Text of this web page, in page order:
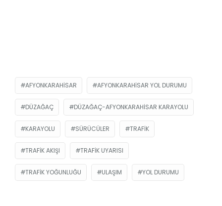
AFYONKARAHISAR AFYONKARAHISAR YOL DURUMU
DÜZAĞAÇ DÜZAĞAÇ-AFYONKARAHISAR KARAYOLU
KARAYOLU SÜRÜCÜLER TRAFIK
TRAFIK AKIŞI TRAFIK UYARISI
TRAFIK YOĞUNLUĞU ULAŞIM YOL DURUMU